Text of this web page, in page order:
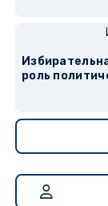
роль